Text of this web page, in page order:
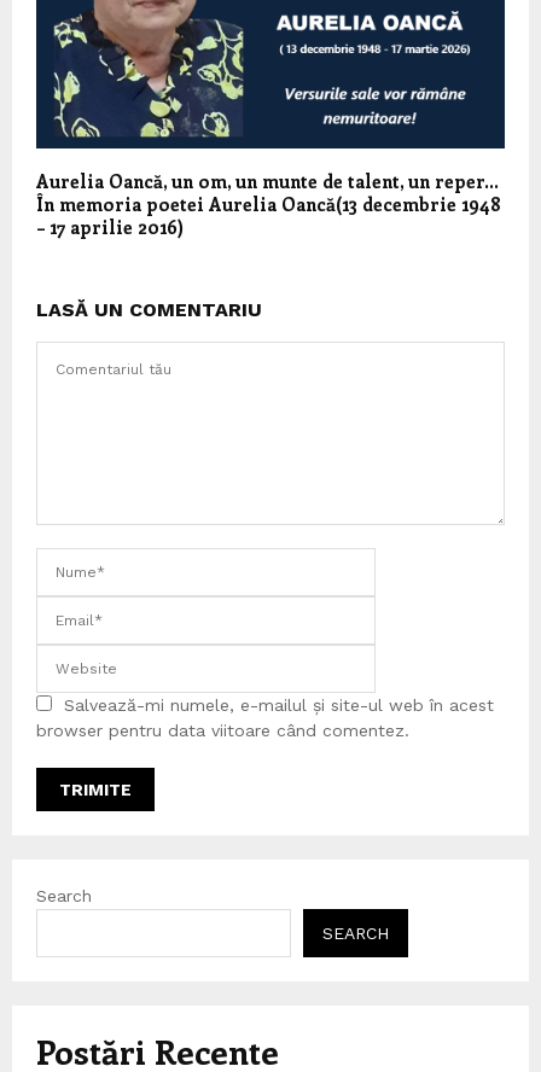
Aurelia Oancă, un om, un munte de talent, un reper…
În memoria poetei Aurelia Oancă(13 decembrie 1948
– 17 aprilie 2016)
LASĂ UN COMENTARIU
Salvează-mi numele, e-mailul și site-ul web în acest
browser pentru data viitoare când comentez.
Search
SEARCH
Postări Recente